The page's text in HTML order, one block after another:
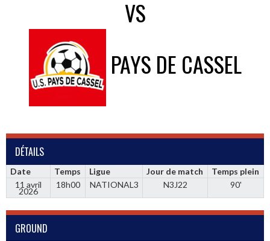
VS
PAYS DE CASSEL
DÉTAILS
Date Temps Ligue Jour de match
Temps plein
11 avril
2026
18h00 NATIONAL3 N3J22 90'
GROUND